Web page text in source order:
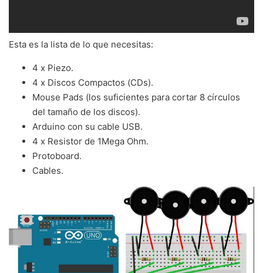
Esta es la lista de lo que necesitas:
4 x Piezo.
4 x Discos Compactos (CDs).
Mouse Pads (los suficientes para cortar 8 círculos
del tamaño de los discos).
Arduino con su cable USB.
4 x Resistor de 1Mega Ohm.
Protoboard.
Cables.